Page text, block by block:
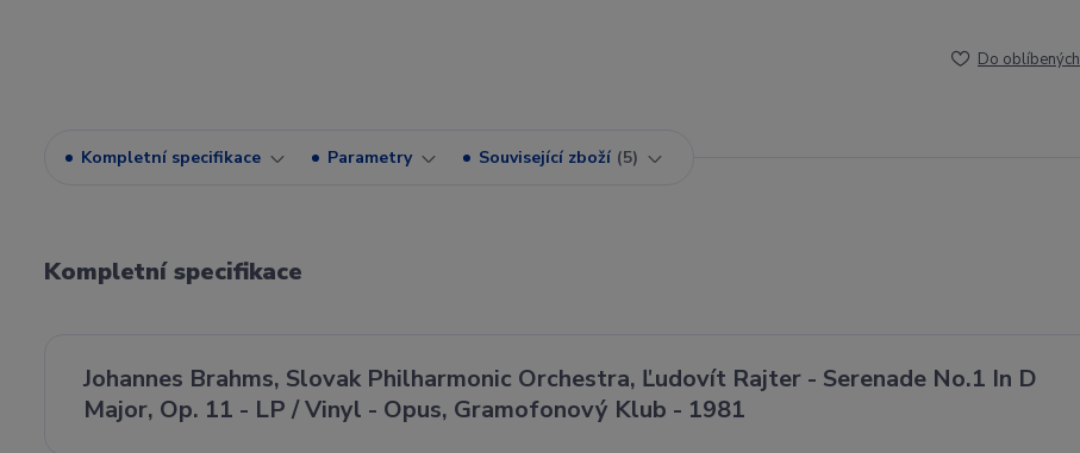
Do oblíbených
Kompletní specifikace Parametry Související zboží 5
Kompletní specifikace
Johannes Brahms, Slovak Philharmonic Orchestra, Ľudovít Rajter - Serenade No.1 In D
Major, Op. 11 - LP / Vinyl - Opus, Gramofonový Klub - 1981